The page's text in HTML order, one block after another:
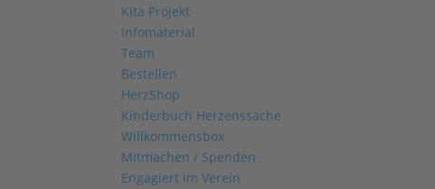
Kita Projekt
Infomaterial
Team
Bestellen
HerzShop
Kinderbuch Herzenssache
Willkommensbox
Mitmachen / Spenden
Engagiert im Verein